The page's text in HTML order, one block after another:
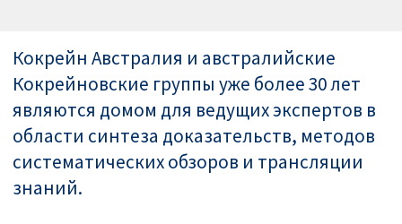
Кокрейн Австралия и австралийские
Кокрейновские группы уже более 30 лет
являются домом для ведущих экспертов в
области синтеза доказательств, методов
систематических обзоров и трансляции
знаний.